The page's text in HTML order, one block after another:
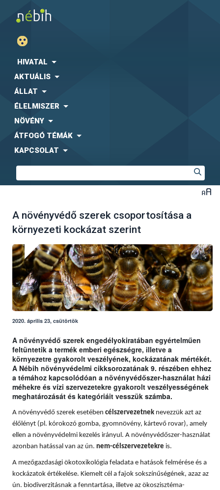
HIVATAL
AKTUÁLIS
ÁLLAT
ÉLELMISZER
NÖVÉNY
ÁTFOGÓ TÉMÁK
KAPCSOLAT
A növényvédő szerek csoportosítása a
környezeti kockázat szerint
2020. április 23, csütörtök
A növényvédő szerek engedélyokiratában egyértelműen
feltüntetik a termék emberi egészségre, illetve a
környezetre gyakorolt veszélyének, kockázatának mértékét.
A Nébih növényvédelmi cikksorozatának 9. részében ehhez
a témához kapcsolódóan a növényvédőszer-használat házi
méhekre és vízi szervezetekre gyakorolt veszélyességének
meghatározását és kategóriáit vesszük számba.
A növényvédő szerek esetében célszervezetnek nevezzük azt az
élőlényt (pl. kórokozó gomba, gyomnövény, kártevő rovar), amely
ellen a növényvédelmi kezelés irányul. A növényvédőszer-használat
azonban hatással van az ún. nem-célszervezetekre is.
A mezőgazdasági ökotoxikológia feladata e hatások felmérése és a
kockázatok értékelése. Kiemelt cél a fajok sokszínűségének, azaz az
ún. biodiverzitásnak a fenntartása, illetve az ökoszisztéma-